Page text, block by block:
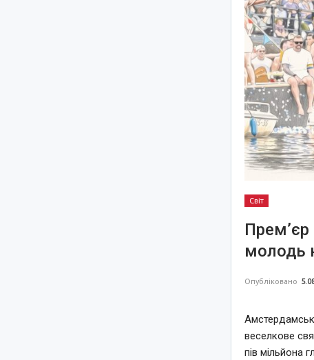
Світ
Прем’єр
молодь
Опубліковано
веселкове
пів мільйона